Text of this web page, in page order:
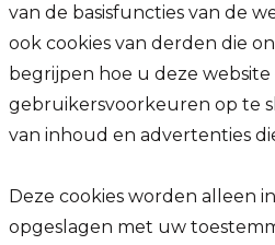
van de basisfuncties van de
ook cookies van derden die
begrijpen hoe u deze
gebruikersvoorkeuren op te
van inhoud en advertenties
Deze cookies worden alleen
opgeslagen met uw